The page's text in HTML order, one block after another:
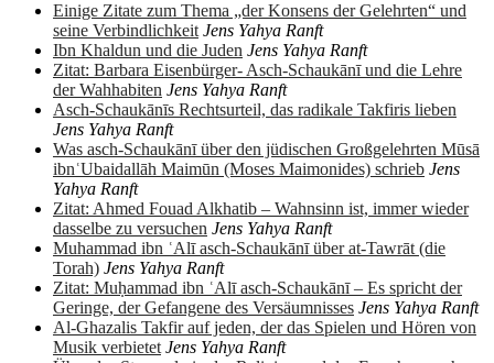
Einige Zitate zum Thema „der Konsens der Gelehrten“ und
seine Verbindlichkeit Jens Yahya Ranft
Ibn Khaldun und die Juden Jens Yahya Ranft
Zitat: Barbara Eisenbürger- Asch-Schaukānī und die Lehre
der Wahhabiten Jens Yahya Ranft
Asch-Schaukānīs Rechtsurteil, das radikale Takfiris lieben
Jens Yahya Ranft
Was asch-Schaukānī über den jüdischen Großgelehrten Mūsā
ibnʿUbaidallāh Maimūn (Moses Maimonides) schrieb Jens
Yahya Ranft
Zitat: Ahmed Fouad Alkhatib – Wahnsinn ist, immer wieder
dasselbe zu versuchen Jens Yahya Ranft
Muhammad ibn ʿAlī asch-Schaukānī über at-Tawrāt (die
Torah) Jens Yahya Ranft
Zitat: Muḥammad ibn ʿAlī asch-Schaukānī – Es spricht der
Geringe, der Gefangene des Versäumnisses Jens Yahya Ranft
Al-Ghazalis Takfir auf jeden, der das Spielen und Hören von
Musik verbietet Jens Yahya Ranft